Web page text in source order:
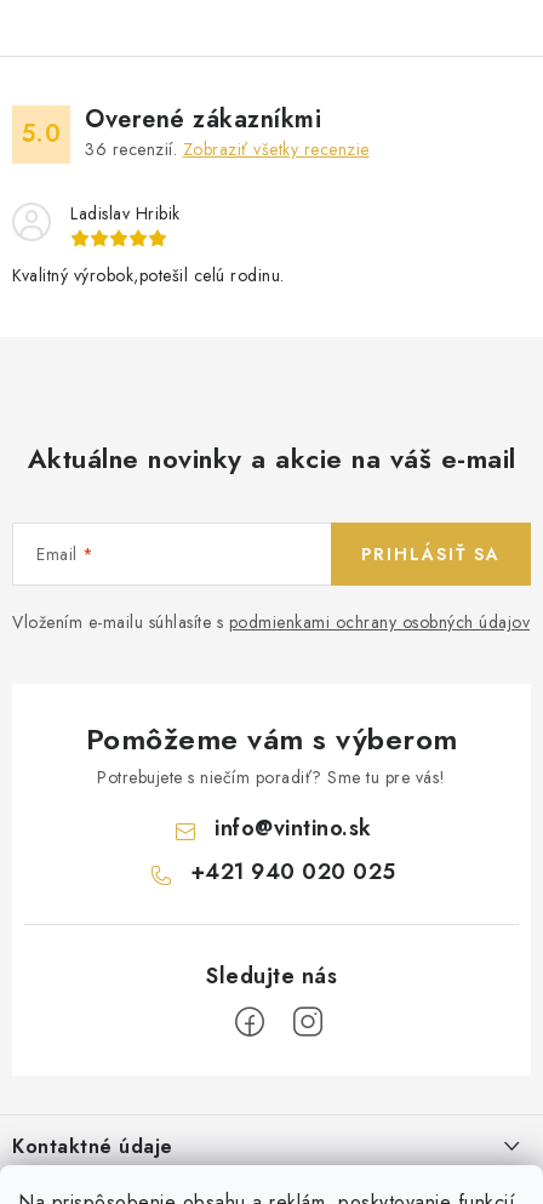
5.0 Overené zákazníkmi
36 recenzií. Zobraziť všetky recenzie
Ladislav Hribik
Kvalitný výrobok,potešil celú rodinu.
Aktuálne novinky a akcie na váš e-mail
Email
Vložením e-mailu súhlasíte s podmienkami ochrany osobných údajov
PRIHLÁSIŤ SA
Pomôžeme vám s výberom
Potrebujete s niečím poradiť? Sme tu pre vás!
info@vintino.sk
+421 940 020 025
pKontaktné údaje
Vintino.sk